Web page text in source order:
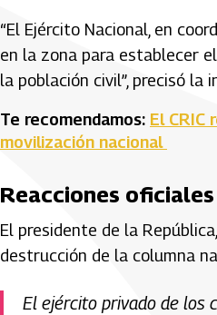
“El Ejército Nacional, en
en la zona para establecer
la población civil”, precisó la
Te recomendamos: El CRIC
movilización nacional
Reacciones oficiales
El presidente de la
destrucción de la columna
El ejército privado de los